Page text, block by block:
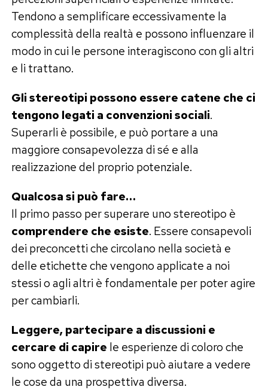
Tendono a semplificare eccessivamente la
complessità della realtà e possono influenzare il
modo in cui le persone interagiscono con gli altri
e li trattano.
Gli stereotipi possono essere catene che ci
tengono legati a convenzioni sociali.
Superarli è possibile, e può portare a una
maggiore consapevolezza di sé e alla
realizzazione del proprio potenziale.
Qualcosa si può fare…
Il primo passo per superare uno stereotipo è
comprendere che esiste. Essere consapevoli
dei preconcetti che circolano nella società e
delle etichette che vengono applicate a noi
stessi o agli altri è fondamentale per poter agire
per cambiarli.
Leggere, partecipare a discussioni e
cercare di capire le esperienze di coloro che
sono oggetto di stereotipi può aiutare a vedere
le cose da una prospettiva diversa.